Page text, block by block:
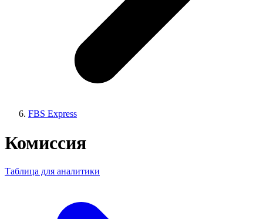
FBS Express
Комиссия
Таблица для аналитики